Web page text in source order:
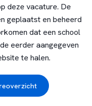
deze vacature. De
geplaatst en beheerd
dat een school
eerder aangegeven
te halen.